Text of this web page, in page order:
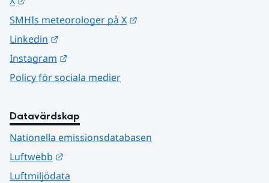
SMHIs meteorologer på X
Linkedin
Instagram
Policy för sociala medier
Datavärdskap
Nationella emissionsdatabasen
Luftwebb
Luftmiljödata